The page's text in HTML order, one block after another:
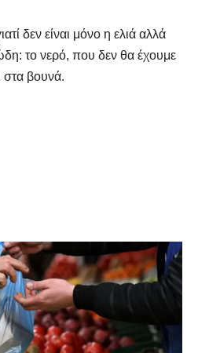
δεν είναι μόνο η ελιά αλλά
το νερό, που δεν θα έχουμε
στα βουνά.